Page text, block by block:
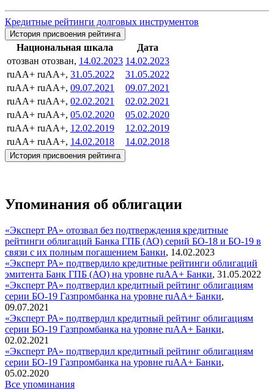
Кредитные рейтинги долговых инструментов
История присвоения рейтинга
Национальная шкала
Дата
отозван отозван, 14.02.2023 14.02.2023
ruAA+ ruAA+, 31.05.2022
31.05.2022
ruAA+ ruAA+, 09.07.2021
09.07.2021
ruAA+ ruAA+, 02.02.2021
02.02.2021
ruAA+ ruAA+, 05.02.2020
05.02.2020
ruAA+ ruAA+, 12.02.2019
12.02.2019
ruAA+ ruAA+, 14.02.2018 14.02.2018
История присвоения рейтинга
Упоминания об облигации
«Эксперт РА» отозвал без подтверждения кредитные
рейтинги облигаций Банка ГПБ (АО) серий БО-18 и БО-19 в
связи с их полным погашением Банки, 14.02.2023
«Эксперт РА» подтвердило кредитные рейтинги облигаций
эмитента Банк ГПБ (АО) на уровне ruAA+ Банки, 31.05.2022
«Эксперт РА» подтвердил кредитный рейтинг облигациям
серии БО-19 Газпромбанка на уровне ruAA+ Банки,
09.07.2021
«Эксперт РА» подтвердил кредитный рейтинг облигациям
серии БО-19 Газпромбанка на уровне ruAA+ Банки,
02.02.2021
«Эксперт РА» подтвердил кредитный рейтинг облигациям
серии БО-19 Газпромбанка на уровне ruAA+ Банки,
05.02.2020
Все упоминания